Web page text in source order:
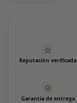
Reputación verificada
Garantía de entrega